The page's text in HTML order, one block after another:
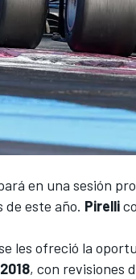
en una sesión
de este año. Pirelli
les ofreció la
, con revisiones